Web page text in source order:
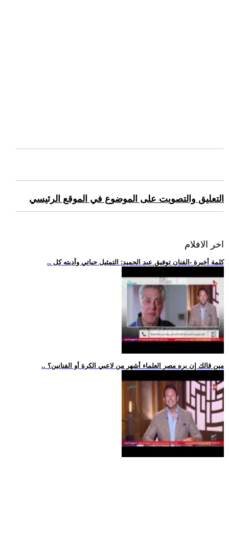
التعليق والتصويت على الموضوع في الموقع الرئيسي
اخر الافلام
.. كلمة أخيرة -الفنان توفيق عبد الحميد: التمثيل حياتي وأديته كل
.. مين قالك إن بره مصر العلماء أشهر من لاعبي الكرة أو الفنانين؟